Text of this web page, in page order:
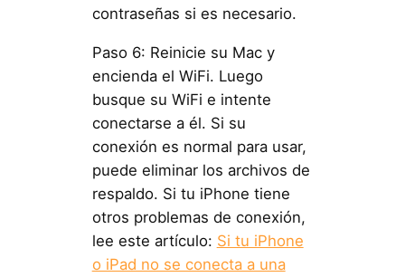
contraseñas si es necesario.
Paso 6: Reinicie su Mac y
encienda el WiFi. Luego
busque su WiFi e intente
conectarse a él. Si su
conexión es normal para usar,
puede eliminar los archivos de
respaldo. Si tu iPhone tiene
otros problemas de conexión,
lee este artículo: Si tu iPhone
o iPad no se conecta a una